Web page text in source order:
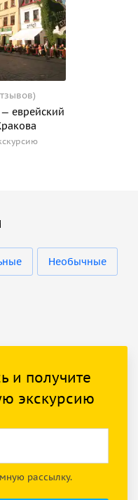
еврейский
Необычные
и получите
экскурсию
рассылку.